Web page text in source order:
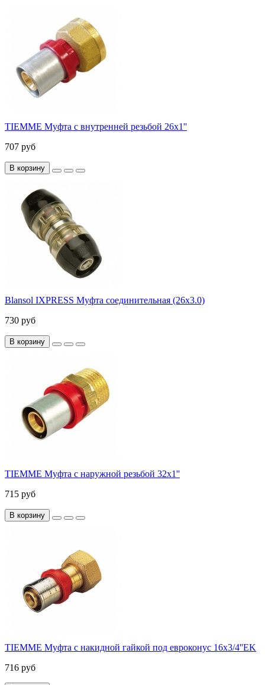
TIEMME Муфта с внутренней резьбой 26x1''
707 руб
В корзину
Blansol IXPRESS Муфта соединительная (26х3.0)
730 руб
В корзину
TIEMME Муфта с наружной резьбой 32x1''
715 руб
В корзину
TIEMME Муфта с накидной гайкой под евроконус 16x3/4''EK
716 руб